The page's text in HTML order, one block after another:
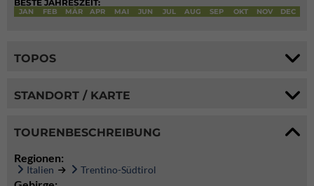
BESTE JAHRESZEIT:
JAN FEB MÄR APR MAI JUN JUL AUG SEP OKT NOV DEC
TOPOS
STANDORT / KARTE
TOURENBESCHREIBUNG
Regionen:
Italien Trentino-Südtirol